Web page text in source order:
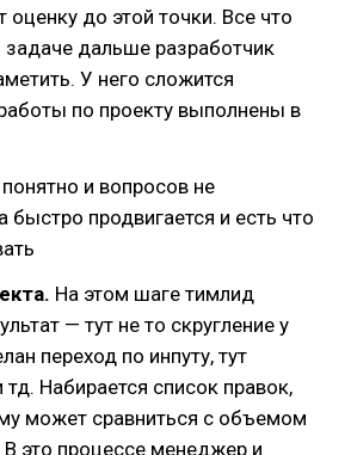
до этой точки. Все что
задаче дальше разработчик
У него сложится
по проекту выполнены в
и вопросов не
быстро продвигается и есть что
На этом шаге тимлид
— тут не то скругление у
переход по инпуту, тут
Набирается список правок,
может сравниться с объемом
это процессе менеджер и